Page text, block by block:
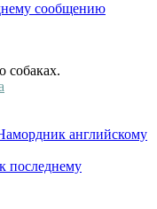
сообщению
собаках.
английскому
последнему